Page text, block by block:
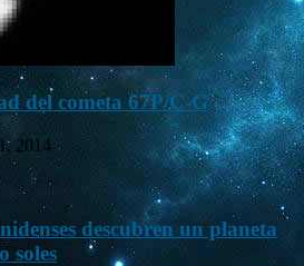
del cometa 67P/C-G
2014
descubren un planeta
soles